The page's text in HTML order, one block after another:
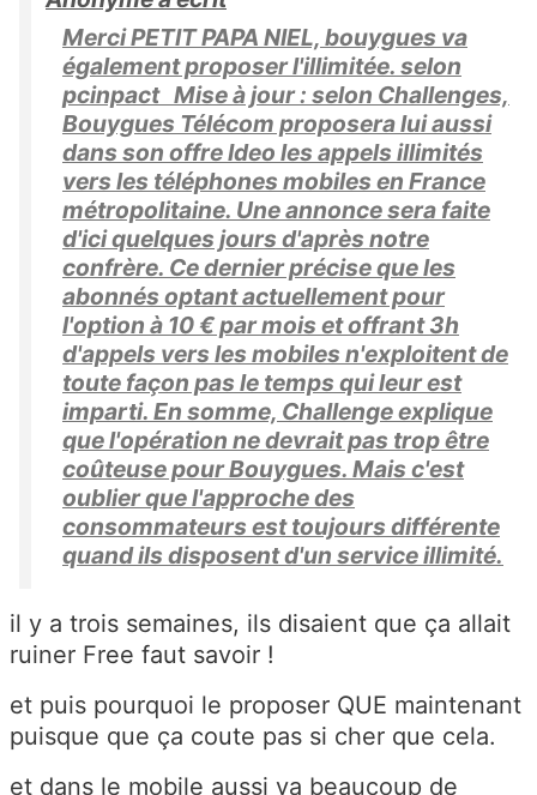
Merci PETIT PAPA NIEL, bouygues va
également proposer l'illimitée. selon
pcinpact Mise à jour : selon Challenges,
Bouygues Télécom proposera lui aussi
dans son offre Ideo les appels illimités
vers les téléphones mobiles en France
métropolitaine. Une annonce sera faite
d'ici quelques jours d'après notre
confrère. Ce dernier précise que les
abonnés optant actuellement pour
l'option à 10 € par mois et offrant 3h
d'appels vers les mobiles n'exploitent de
toute façon pas le temps qui leur est
imparti. En somme, Challenge explique
que l'opération ne devrait pas trop être
coûteuse pour Bouygues. Mais c'est
oublier que l'approche des
consommateurs est toujours différente
quand ils disposent d'un service illimité.
il y a trois semaines, ils disaient que ça allait
ruiner Free faut savoir !
et puis pourquoi le proposer QUE maintenant
puisque que ça coute pas si cher que cela.
et dans le mobile aussi ya beaucoup de